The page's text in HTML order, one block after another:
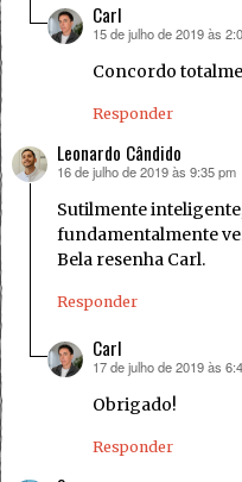
Carl
disse:
15 de julho de 2019 às
Concordo
Responder
Leonardo Cândido
disse:
16 de julho de 2019 às 9:35 pm
Sutilmente
fundamentalmente
Bela resenha Carl.
Responder
Carl
disse:
17 de julho de 2019 às
Obrigado!
Responder